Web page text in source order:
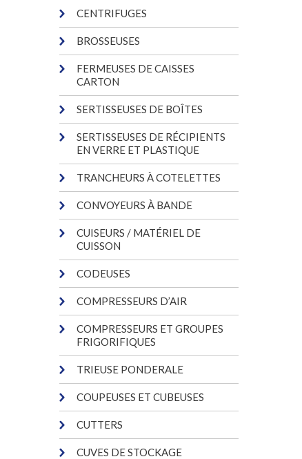
CENTRIFUGES
BROSSEUSES
FERMEUSES DE CAISSES
CARTON
SERTISSEUSES DE BOÎTES
SERTISSEUSES DE RÉCIPIENTS
EN VERRE ET PLASTIQUE
TRANCHEURS À COTELETTES
CONVOYEURS À BANDE
CUISEURS / MATÉRIEL DE
CUISSON
CODEUSES
COMPRESSEURS D’AIR
COMPRESSEURS ET GROUPES
FRIGORIFIQUES
TRIEUSE PONDERALE
COUPEUSES ET CUBEUSES
CUTTERS
CUVES DE STOCKAGE